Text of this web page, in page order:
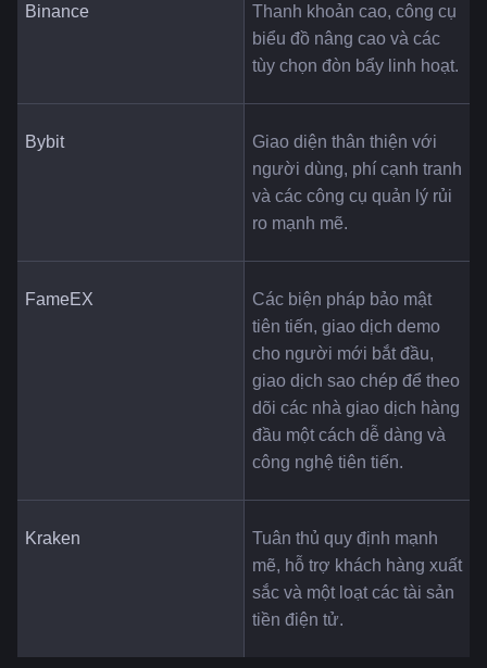
Binance
Thanh khoản cao, công cụ
biểu đồ nâng cao và các
tùy chọn đòn bẩy linh hoạt.
Bybit
Giao diện thân thiện với
người dùng, phí cạnh tranh
và các công cụ quản lý rủi
ro mạnh mẽ.
FameEX
Các biện pháp bảo mật
tiên tiến, giao dịch demo
cho người mới bắt đầu,
giao dịch sao chép để theo
dõi các nhà giao dịch hàng
đầu một cách dễ dàng và
công nghệ tiên tiến.
Kraken
Tuân thủ quy định mạnh
mẽ, hỗ trợ khách hàng xuất
sắc và một loạt các tài sản
tiền điện tử.